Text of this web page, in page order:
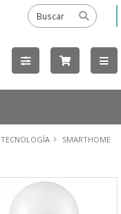
TECNOLOGÍA SMARTHOME